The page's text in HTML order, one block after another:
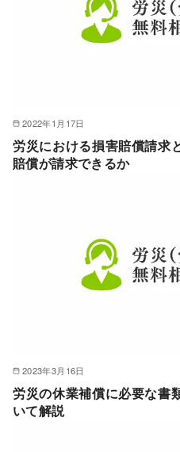
2022年1月17日
労災における損害賠償請求
賠償が請求できるか
2023年3月16日
労災の休業補償に必要な書
いて解説